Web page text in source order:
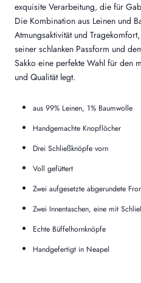
exquisite Verarbeitung, die für
Die Kombination aus Leinen und
Atmungsaktivität und
seiner schlanken Passform und
Sakko eine perfekte Wahl für den
und Qualität legt.
aus 99% Leinen, 1% Baumwolle
Handgemachte Knopflöcher
Drei Schließknöpfe vorn
Voll gefüttert
Zwei aufgesetzte abgerundete
Zwei Innentaschen, eine mit
Echte Büffelhornknöpfe
Handgefertigt in Neapel